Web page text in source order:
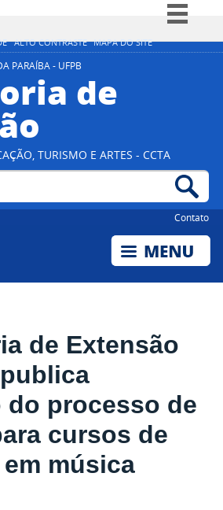
ALTO CONTRASTE MAPA DO SITE
Simplifique!
Participe
PARAÍBA - UFPB
de
TURISMO E ARTES - CCTA
Contato
de Extensão
do processo de
cursos de
música